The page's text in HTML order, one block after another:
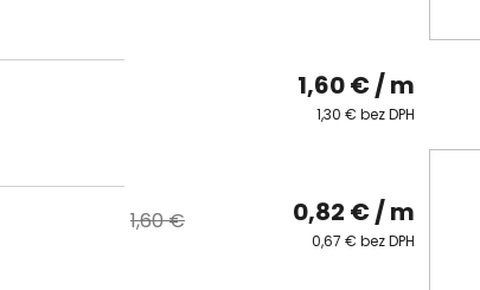
1,60 € / m
1,30 € bez DPH
1,60 € 0,82 € / m
0,67 € bez DPH